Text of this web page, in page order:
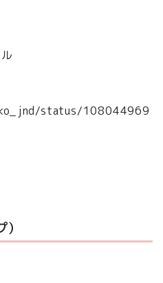
status/108044969